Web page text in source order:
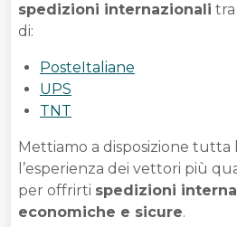
spedizioni internazionali
di:
PosteItaliane
UPS
TNT
Mettiamo a disposizione tutta
l’esperienza dei vettori più
per offrirti spedizioni
economiche e sicure.